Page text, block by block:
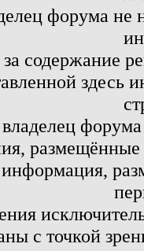
форума не
содержание
здесь
с точкой